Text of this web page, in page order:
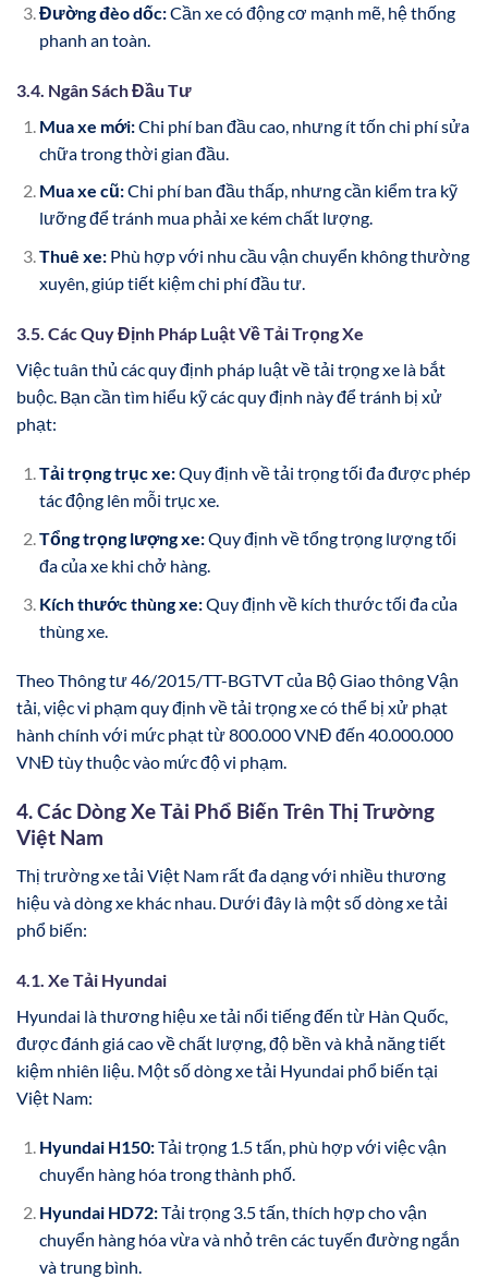
Đường đèo dốc:Cần xe có động cơ mạnh mẽ, hệ thống
phanh an toàn.
3.4. Ngân Sách Đầu Tư
Mua xe mới:Chi phí ban đầu cao, nhưng ít tốn chi phí sửa
chữa trong thời gian đầu.
Mua xe cũ:Chi phí ban đầu thấp, nhưng cần kiểm tra kỹ
lưỡng để tránh mua phải xe kém chất lượng.
Thuê xe:Phù hợp với nhu cầu vận chuyển không thường
xuyên, giúp tiết kiệm chi phí đầu tư.
3.5. Các Quy Định Pháp Luật Về Tải Trọng Xe
Việc tuân thủ các quy định pháp luật về tải trọng xe là bắt
buộc. Bạn cần tìm hiểu kỹ các quy định này để tránh bị xử
phạt:
Tải trọng trục xe:Quy định về tải trọng tối đa được phép
tác động lên mỗi trục xe.
Tổng trọng lượng xe:Quy định về tổng trọng lượng tối
đa của xe khi chở hàng.
Kích thước thùng xe:Quy định về kích thước tối đa của
thùng xe.
Theo Thông tư 46/2015/TT-BGTVT của Bộ Giao thông Vận
tải, việc vi phạm quy định về tải trọng xe có thể bị xử phạt
hành chính với mức phạt từ 800.000 VNĐ đến 40.000.000
VNĐ tùy thuộc vào mức độ vi phạm.
4. Các Dòng Xe Tải Phổ Biến Trên Thị Trường
Việt Nam
Thị trường xe tải Việt Nam rất đa dạng với nhiều thương
hiệu và dòng xe khác nhau. Dưới đây là một số dòng xe tải
phổ biến:
4.1. Xe Tải Hyundai
Hyundai là thương hiệu xe tải nổi tiếng đến từ Hàn Quốc,
được đánh giá cao về chất lượng, độ bền và khả năng tiết
kiệm nhiên liệu. Một số dòng xe tải Hyundai phổ biến tại
Việt Nam:
Hyundai H150:Tải trọng 1.5 tấn, phù hợp với việc vận
chuyển hàng hóa trong thành phố.
Hyundai HD72:Tải trọng 3.5 tấn, thích hợp cho vận
chuyển hàng hóa vừa và nhỏ trên các tuyến đường ngắn
và trung bình.